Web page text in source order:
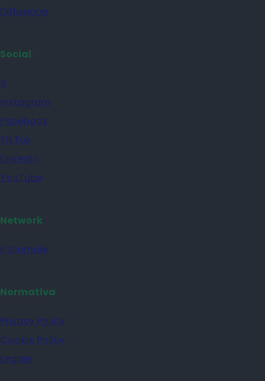
Diffusione
Social
X
Instagram
Facebook
TikTok
Linkedin
YouTube
Network
il Giornale
Normativa
Privacy Policy
Cookie Policy
Legale